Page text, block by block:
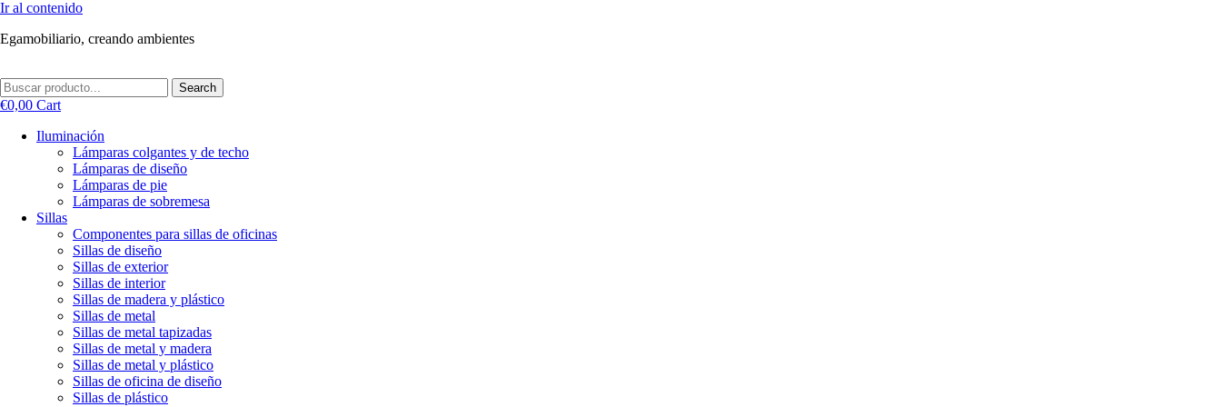
Ir al contenido
Egamobiliario, creando ambientes
Search
€0,00 Cart
Iluminación
Lámparas colgantes y de techo
Lámparas de diseño
Lámparas de pie
Lámparas de sobremesa
Sillas
Componentes para sillas de oficinas
Sillas de diseño
Sillas de exterior
Sillas de interior
Sillas de madera y plástico
Sillas de metal
Sillas de metal tapizadas
Sillas de metal y madera
Sillas de metal y plástico
Sillas de oficina de diseño
Sillas de plástico